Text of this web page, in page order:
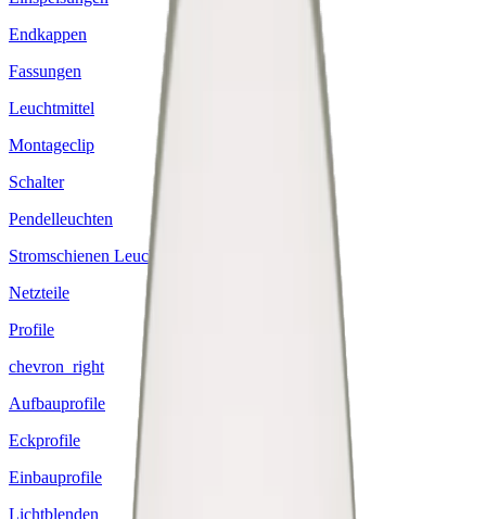
Endkappen
Fassungen
Leuchtmittel
Montageclip
Schalter
Pendelleuchten
Stromschienen Leuchten
Netzteile
Profile
chevron_right
Aufbauprofile
Eckprofile
Einbauprofile
Lichtblenden